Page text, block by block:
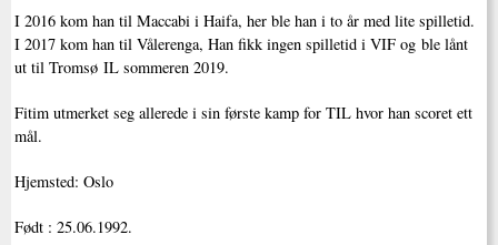
I 2016 kom han til Maccabi i Haifa, her ble han i to år med lite spilletid.
I 2017 kom han til Vålerenga, Han fikk ingen spilletid i VIF og ble lånt
ut til Tromsø IL sommeren 2019.
Fitim utmerket seg allerede i sin første kamp for TIL hvor han scoret ett
mål.
Hjemsted: Oslo
Født : 25.06.1992.